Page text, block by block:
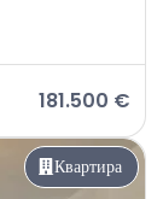
181.500 €
Квартира